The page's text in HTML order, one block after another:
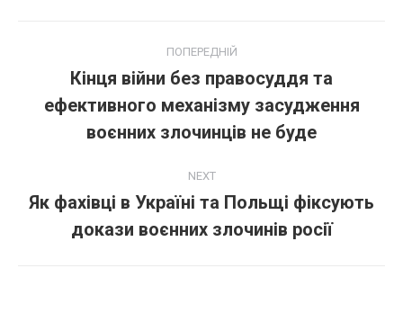
navigation
ПОПЕРЕДНІЙ
Попередній
пост:
Кінця війни без правосуддя та
ефективного механізму засудження
воєнних злочинців не буде
NEXT
post:
Як фахівці в Україні та Польщі фіксують
докази воєнних злочинів росії